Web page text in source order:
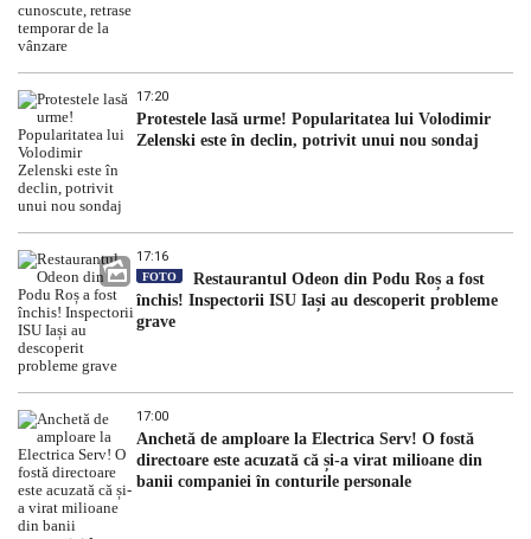
17:20
Protestele lasă urme! Popularitatea lui Volodimir
Zelenski este în declin, potrivit unui nou sondaj
17:16
FOTO
Restaurantul Odeon din Podu Roș a fost
închis! Inspectorii ISU Iași au descoperit probleme
grave
17:00
Anchetă de amploare la Electrica Serv! O fostă
directoare este acuzată că și-a virat milioane din
banii companiei în conturile personale